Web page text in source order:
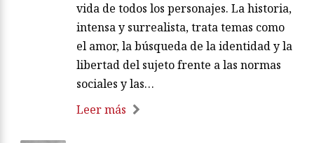
vida de todos los personajes. La historia,
intensa y surrealista, trata temas como
el amor, la búsqueda de la identidad y la
libertad del sujeto frente a las normas
sociales y las…
Leer más